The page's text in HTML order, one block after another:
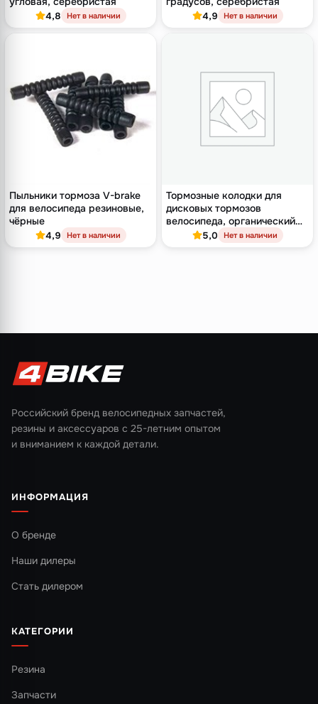
4,8 Нет в наличии 4,9 Нет в наличии
Пыльники тормоза V-brake
для велосипеда резиновые,
чёрные
4,9 Нет в наличии
Тормозные колодки для
дисковых тормозов
велосипеда, органический
компаунд, для Avid
5,0 Нет в наличии
Российский бренд велосипедных запчастей,
резины и аксессуаров с 25-летним опытом
и вниманием к каждой детали.
ИНФОРМАЦИЯ
О бренде
Наши дилеры
Стать дилером
КАТЕГОРИИ
Резина
Запчасти